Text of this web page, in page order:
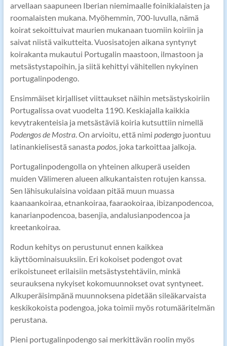
arvellaan saapuneen Iberian niemimaalle foinikialaisten ja
roomalaisten mukana. Myöhemmin, 700-luvulla, nämä
koirat sekoittuivat maurien mukanaan tuomiin koiriin ja
saivat niistä vaikutteita. Vuosisatojen aikana syntynyt
koirakanta mukautui Portugalin maastoon, ilmastoon ja
metsästystapoihin, ja siitä kehittyi vähitellen nykyinen
portugalinpodengo.
Ensimmäiset kirjalliset viittaukset näihin metsästyskoiriin
Portugalissa ovat vuodelta 1190. Keskiajalla kaikkia
kevytrakenteisia ja metsästäviä koiria kutsuttiin nimellä
Podengos de Mostra. On arvioitu, että nimi podengojuontuu
latinankielisestä sanasta podos, joka tarkoittaa jalkoja.
Portugalinpodengolla on yhteinen alkuperä useiden
muiden Välimeren alueen alkukantaisten rotujen kanssa.
Sen lähisukulaisina voidaan pitää muun muassa
kaanaankoiraa, etnankoiraa, faaraokoiraa, ibizanpodencoa,
kanarianpodencoa, basenjia, andalusianpodencoa ja
kreetankoiraa.
Rodun kehitys on perustunut ennen kaikkea
käyttöominaisuuksiin. Eri kokoiset podengot ovat
erikoistuneet erilaisiin metsästystehtäviin, minkä
seurauksena nykyiset kokomuunnokset ovat syntyneet.
Alkuperäisimpänä muunnoksena pidetään sileäkarvaista
keskikokoista podengoa, joka toimii myös rotumääritelmän
perustana.
Pieni portugalinpodengo sai merkittävän roolin myös